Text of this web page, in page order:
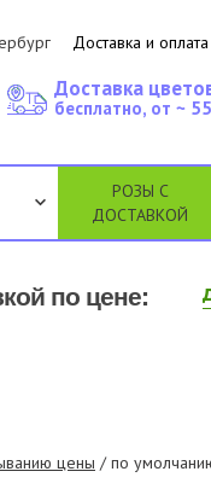
Доставка и оплата
Доставка
бесплатно, от ~
РОЗЫ С
ДОСТАВКОЙ
по цене:
цены / по